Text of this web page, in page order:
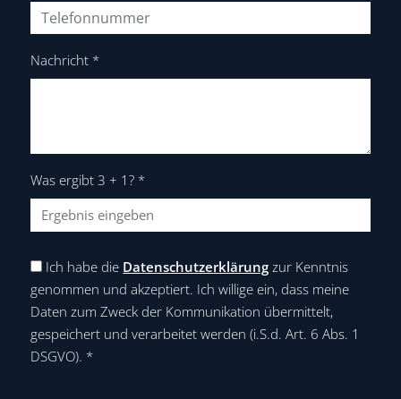
Nachricht *
Was ergibt 3 + 1? *
Ich habe die Datenschutzerklärung zur Kenntnis
genommen und akzeptiert. Ich willige ein, dass meine
Daten zum Zweck der Kommunikation übermittelt,
gespeichert und verarbeitet werden (i.S.d. Art. 6 Abs. 1
DSGVO). *